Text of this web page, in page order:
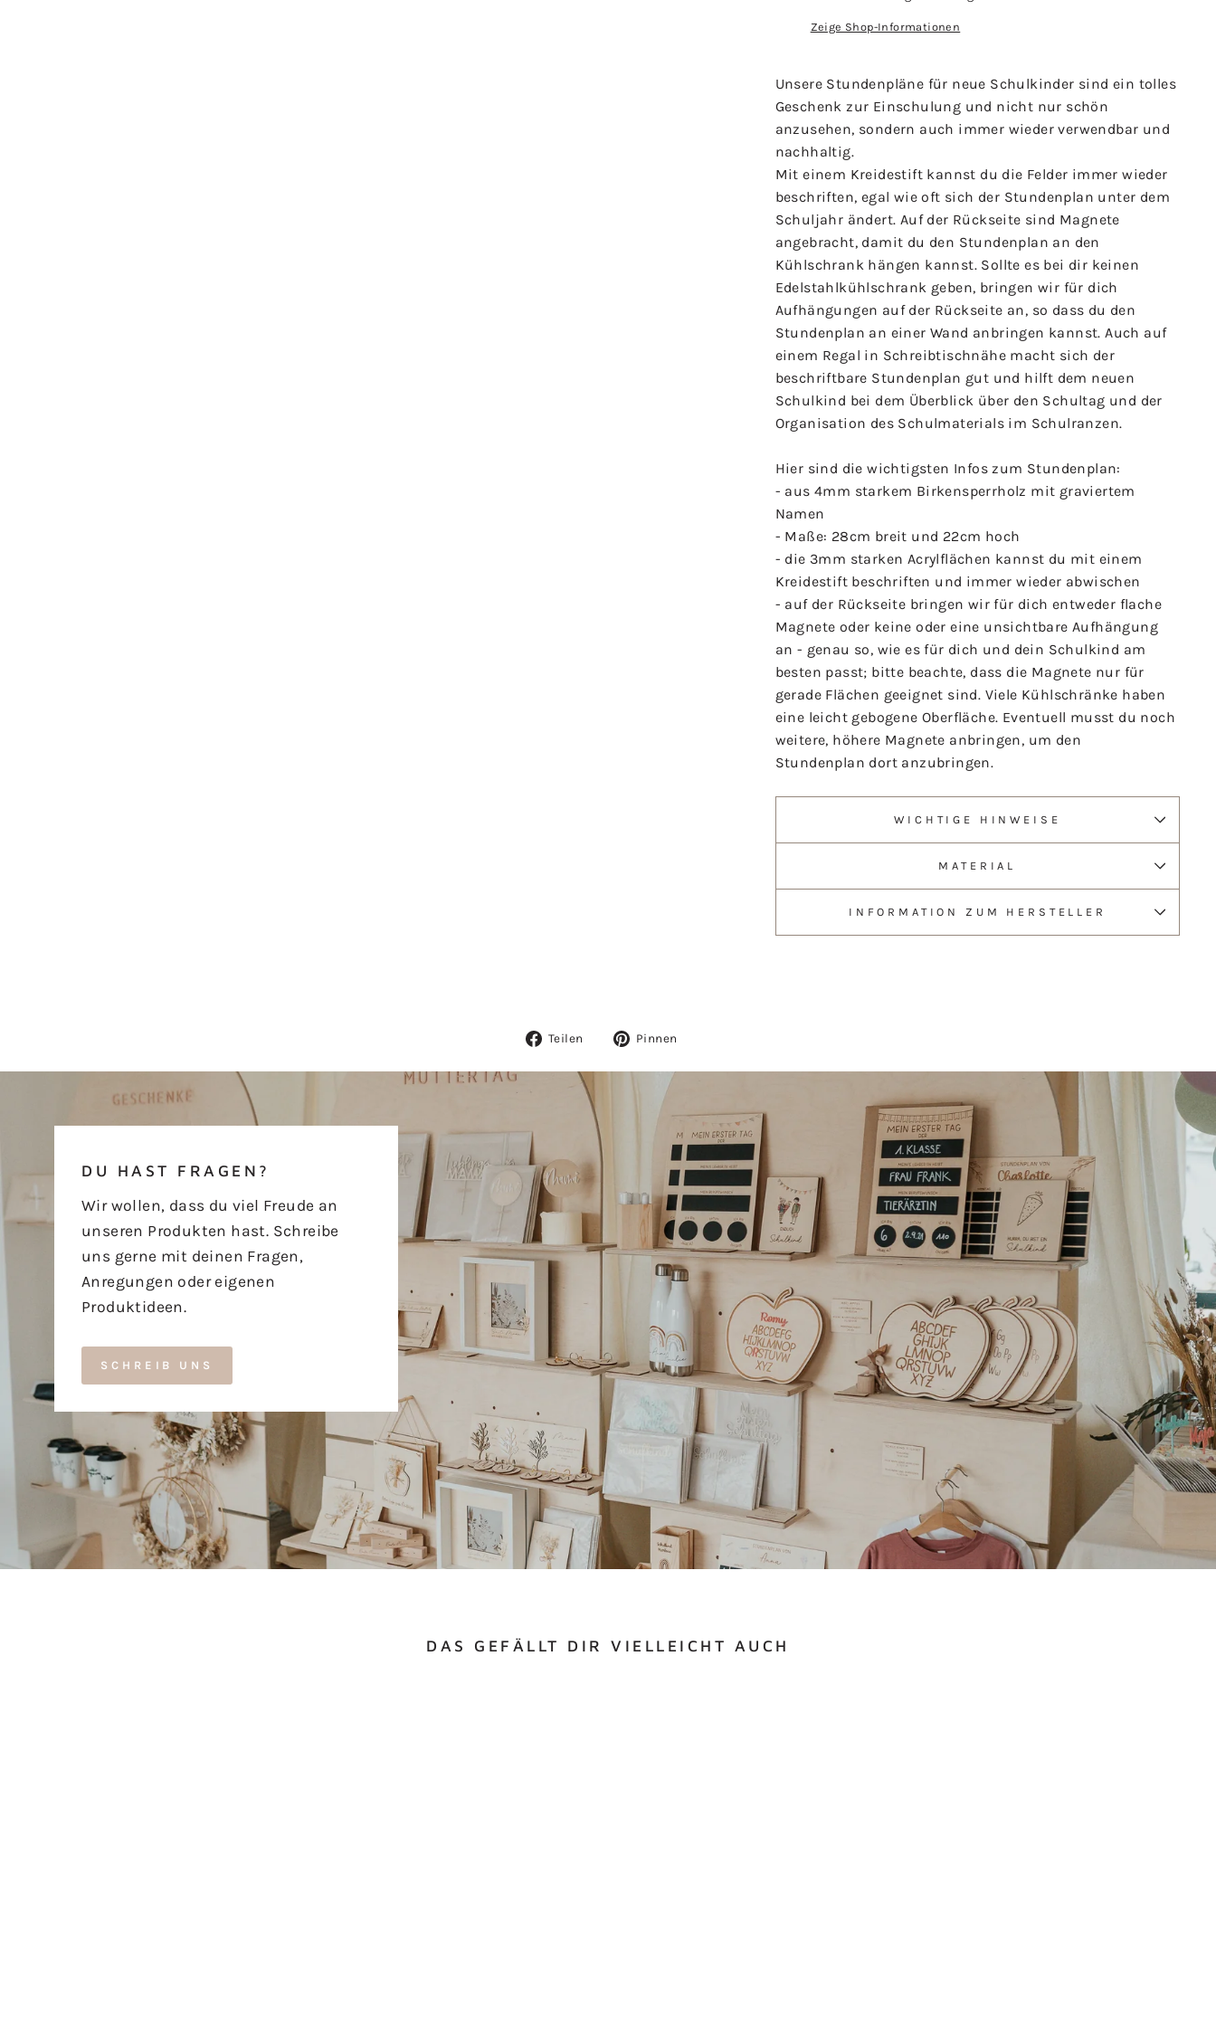
Zeige Shop-Informationen
Unsere Stundenpläne für neue Schulkinder sind ein tolles
Geschenk zur Einschulung und nicht nur schön
anzusehen, sondern auch immer wieder verwendbar und
nachhaltig.
Mit einem Kreidestift kannst du die Felder immer wieder
beschriften, egal wie oft sich der Stundenplan unter dem
Schuljahr ändert. Auf der Rückseite sind Magnete
angebracht, damit du den Stundenplan an den
Kühlschrank hängen kannst. Sollte es bei dir keinen
Edelstahlkühlschrank geben, bringen wir für dich
Aufhängungen auf der Rückseite an, so dass du den
Stundenplan an einer Wand anbringen kannst. Auch auf
einem Regal in Schreibtischnähe macht sich der
beschriftbare Stundenplan gut und hilft dem neuen
Schulkind bei dem Überblick über den Schultag und der
Organisation des Schulmaterials im Schulranzen.
Hier sind die wichtigsten Infos zum Stundenplan:
- aus 4mm starkem Birkensperrholz mit graviertem
Namen
- Maße: 28cm breit und 22cm hoch
- die 3mm starken Acrylflächen kannst du mit einem
Kreidestift beschriften und immer wieder abwischen
- auf der Rückseite bringen wir für dich entweder flache
Magnete oder keine oder eine unsichtbare Aufhängung
an - genau so, wie es für dich und dein Schulkind am
besten passt; bitte beachte, dass die Magnete nur für
gerade Flächen geeignet sind. Viele Kühlschränke haben
eine leicht gebogene Oberfläche. Eventuell musst du noch
weitere, höhere Magnete anbringen, um den
Stundenplan dort anzubringen.
WICHTIGE HINWEISE
MATERIAL
INFORMATION ZUM HERSTELLER
Teilen
Auf
Pinnen
DU HAST FRAGEN?
Wir wollen, dass du viel Freude an
unseren Produkten hast. Schreibe
uns gerne mit deinen Fragen,
Anregungen oder eigenen
Produktideen.
SCHREIB UNS
DAS GEFÄLLT DIR VIELLEICHT AUCH